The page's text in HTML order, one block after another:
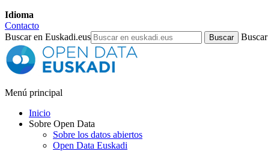
Idioma
Contacto
Buscar en Euskadi.eus
Buscar
Menú principal
Inicio
Sobre Open Data
Sobre los datos abiertos
Open Data Euskadi